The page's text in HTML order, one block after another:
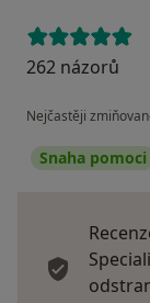
262 názorů
Nejčastěji
Snaha pomoci